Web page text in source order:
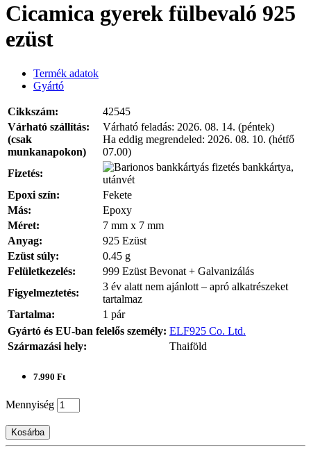
Cicamica gyerek fülbevaló 925
ezüst
Termék adatok
Gyártó
Cikkszám:
42545
Várható szállítás:
(csak
munkanapokon)
Várható feladás: 2026. 08. 14. (péntek)
Ha eddig megrendeled: 2026. 08. 10. (hétfő
07.00)
Fizetés:
bankkártya,
utánvét
Epoxi szín:
Fekete
Más:
Epoxy
Méret:
7 mm x 7 mm
Anyag:
925 Ezüst
Ezüst súly:
0.45 g
Felületkezelés:
999 Ezüst Bevonat + Galvanizálás
Figyelmeztetés:
3 év alatt nem ajánlott – apró alkatrészeket
tartalmaz
Tartalma:
1 pár
Gyártó és EU-ban felelős személy: ELF925 Co. Ltd.
Származási hely:
Thaiföld
7.990 Ft
Mennyiség
Kosárba